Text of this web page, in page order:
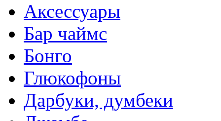
Аксессуары
Бар чаймс
Бонго
Глюкофоны
Дарбуки, думбеки